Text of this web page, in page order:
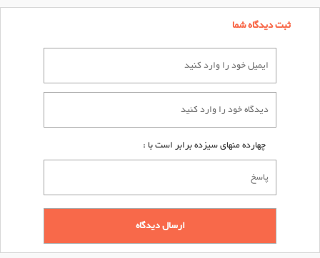
ثبت دیدگاه شما
چهارده منهای سیزده برابر است با :